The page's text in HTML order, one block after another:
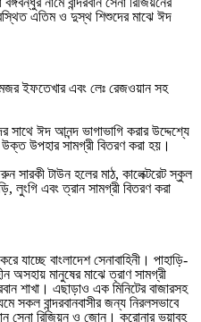
এতিম ও দুস্থ শিশুদের মাঝে ঈদ
ইফতেখার এবং লেঃ রেজওয়ান সহ
সাথে ঈদ আনন্দ ভাগাভাগি করার উদ্দেশ্যে
উপহার সামগ্রী বিতরণ করা হয়।
সারকী টাউন হলের মাঠ, কালেক্টরেট স্কুল
লুংগি এবং ত্রান সামগ্রী বিতরণ করা
যাচ্ছে বাংলাদেশ সেনাবাহিনী। পাহাড়ি-
অসহায় মানুষের মাঝে ত্রাণ সামগ্রী
শাখা। এছাড়াও এক মিনিটের বাজারসহ
সকল বান্দরবানবাসীর জন্য নিরলসভাবে
সেনা রিজিয়ন ও জোন। করোনার ভয়াবহ